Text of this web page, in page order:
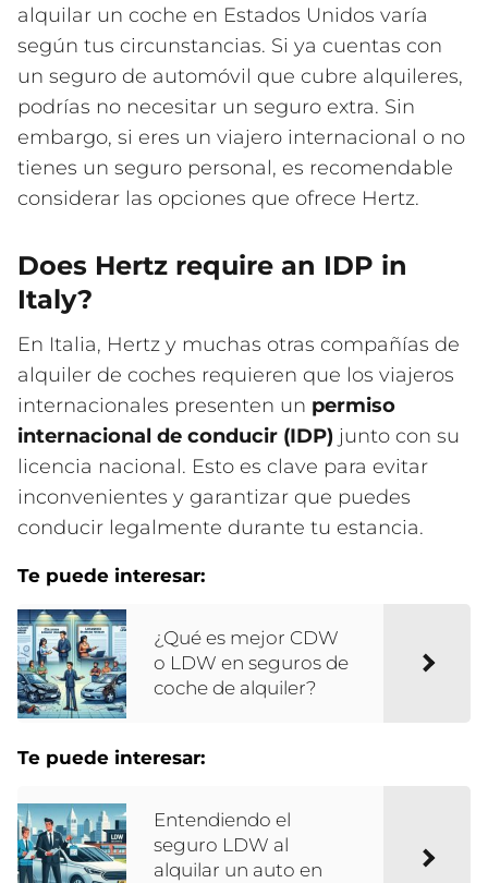
alquilar un coche en Estados Unidos varía
según tus circunstancias. Si ya cuentas con
un seguro de automóvil que cubre alquileres,
podrías no necesitar un seguro extra. Sin
embargo, si eres un viajero internacional o no
tienes un seguro personal, es recomendable
considerar las opciones que ofrece Hertz.
Does Hertz require an IDP in
Italy?
En Italia, Hertz y muchas otras compañías de
alquiler de coches requieren que los viajeros
internacionales presenten un permiso
internacional de conducir (IDP) junto con su
licencia nacional. Esto es clave para evitar
inconvenientes y garantizar que puedes
conducir legalmente durante tu estancia.
Te puede interesar:
¿Qué es mejor CDW
o LDW en seguros de
coche de alquiler?
Te puede interesar:
Entendiendo el
seguro LDW al
alquilar un auto en